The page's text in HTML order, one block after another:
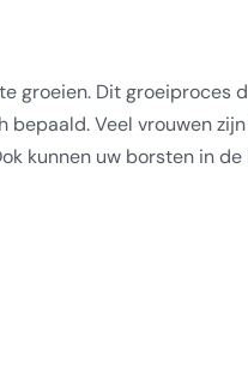
groeien. Dit groeiproces
Veel vrouwen
kunnen uw borsten in